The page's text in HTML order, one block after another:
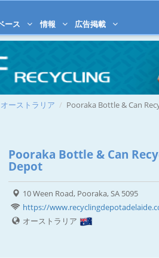
ース 情報 広告掲載
オーストラリア Pooraka Bottle & Can
Pooraka Bottle & Can
Depot
10 Ween Road, Pooraka, SA 5095
https://
オーストラリア